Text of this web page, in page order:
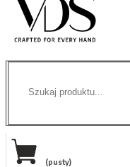
(pusty)